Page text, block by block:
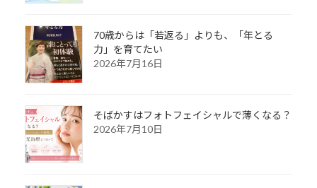
70歳からは「若返る」よりも、「年とる
力」を育てたい
2026年7月16日
そばかすはフォトフェイシャルで薄くなる？
2026年7月10日